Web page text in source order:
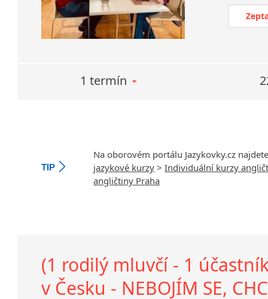
1 termín
TIP
Na oborovém portálu Jazykovky.cz
jazykové kurzy >Individuální kurzy
angličtiny Praha
(1 rodilý mluvčí - 1
v Česku - NEBOJÍM SE,